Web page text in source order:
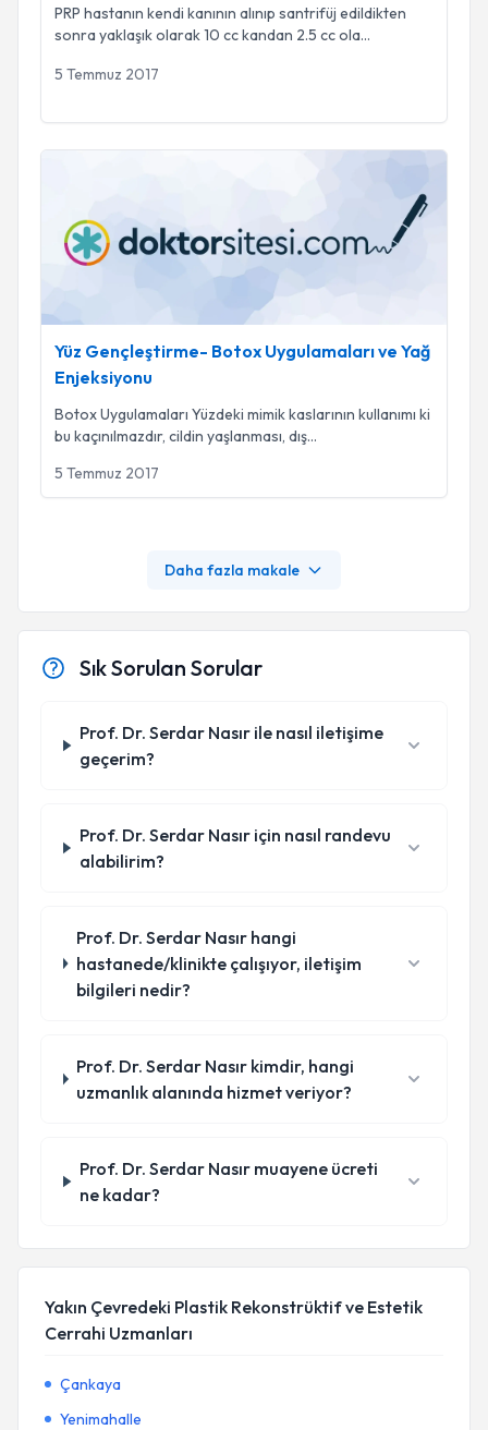
PRP hastanın kendi kanının alınıp santrifüj edildikten
sonra yaklaşık olarak 10 cc kandan 2.5 cc ola...
5 Temmuz 2017
Yüz Gençleştirme- Botox Uygulamaları ve Yağ
Enjeksiyonu
Botox Uygulamaları Yüzdeki mimik kaslarının kullanımı ki
bu kaçınılmazdır, cildin yaşlanması, dış...
5 Temmuz 2017
Daha fazla makale
Sık Sorulan Sorular
Prof. Dr. Serdar Nasır ile nasıl iletişime
geçerim?
Prof. Dr. Serdar Nasır için nasıl randevu
alabilirim?
Prof. Dr. Serdar Nasır hangi
hastanede/klinikte çalışıyor, iletişim
bilgileri nedir?
Prof. Dr. Serdar Nasır kimdir, hangi
uzmanlık alanında hizmet veriyor?
Prof. Dr. Serdar Nasır muayene ücreti
ne kadar?
Yakın Çevredeki Plastik Rekonstrüktif ve Estetik
Cerrahi Uzmanları
Çankaya
Yenimahalle